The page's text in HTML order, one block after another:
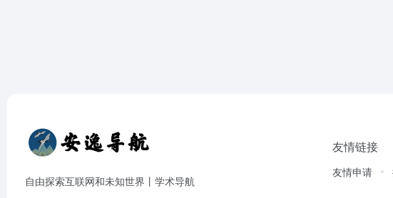
自由探索互联网和未知世界丨学术导航
友情链接
友情申请